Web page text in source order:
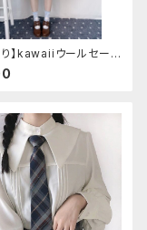
り】kawaiiウールセーラ
ト(胸元リボン付き) M